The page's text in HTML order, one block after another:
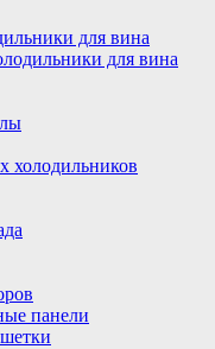
для вина
для вина
холодильников
панели